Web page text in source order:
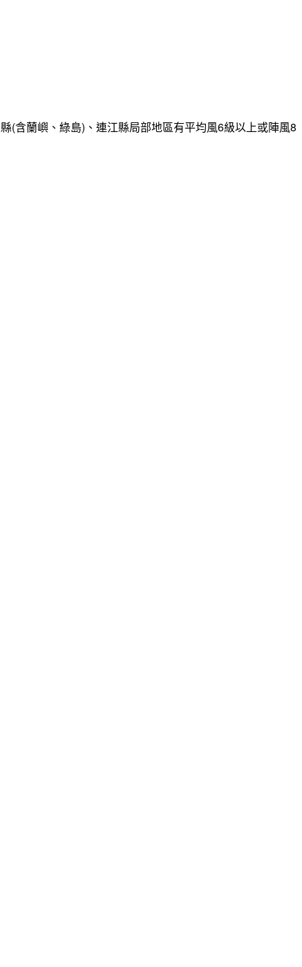
(含蘭嶼、綠島)、連江縣局部地區有平均風6級以上或陣風8